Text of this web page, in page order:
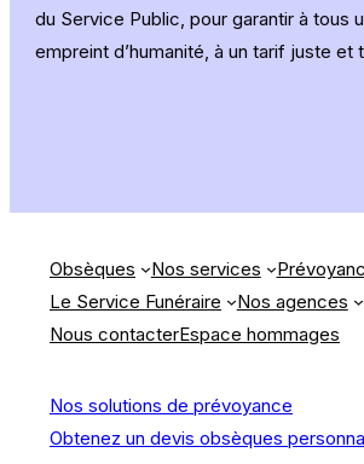
du Service Public, pour garantir à tous
empreint d’humanité, à un tarif juste et
Obsèques Nos services
Le Service Funéraire
Nos agences
Nous contacterEspace hommages
Nos solutions de prévoyance
Obtenez un devis obsèques